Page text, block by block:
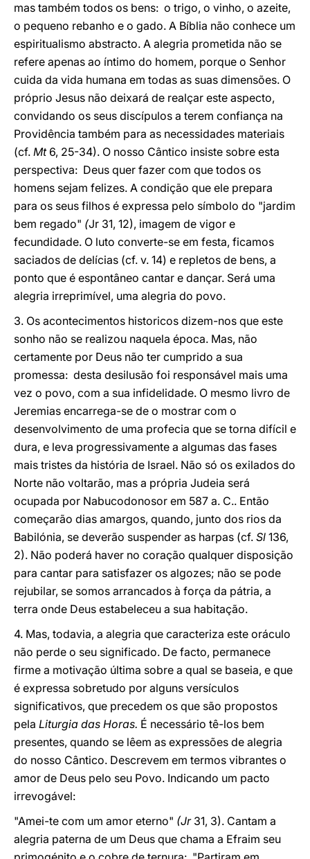
mas também todos os bens: o trigo, o vinho, o azeite,
o pequeno rebanho e o gado. A Bíblia não conhece um
espiritualismo abstracto. A alegria prometida não se
refere apenas ao íntimo do homem, porque o Senhor
cuida da vida humana em todas as suas dimensões. O
próprio Jesus não deixará de realçar este aspecto,
convidando os seus discípulos a terem confiança na
Providência também para as necessidades materiais
(cf. Mt 6, 25-34). O nosso Cântico insiste sobre esta
perspectiva: Deus quer fazer com que todos os
homens sejam felizes. A condição que ele prepara
para os seus filhos é expressa pelo símbolo do "jardim
bem regado" (Jr 31, 12), imagem de vigor e
fecundidade. O luto converte-se em festa, ficamos
saciados de delícias (cf. v. 14) e repletos de bens, a
ponto que é espontâneo cantar e dançar. Será uma
alegria irreprimível, uma alegria do povo.
3. Os acontecimentos historicos dizem-nos que este
sonho não se realizou naquela época. Mas, não
certamente por Deus não ter cumprido a sua
promessa: desta desilusão foi responsável mais uma
vez o povo, com a sua infidelidade. O mesmo livro de
Jeremias encarrega-se de o mostrar com o
desenvolvimento de uma profecia que se torna difícil e
dura, e leva progressivamente a algumas das fases
mais tristes da história de Israel. Não só os exilados do
Norte não voltarão, mas a própria Judeia será
ocupada por Nabucodonosor em 587 a. C.. Então
começarão dias amargos, quando, junto dos rios da
Babilónia, se deverão suspender as harpas (cf. Sl 136,
2). Não poderá haver no coração qualquer disposição
para cantar para satisfazer os algozes; não se pode
rejubilar, se somos arrancados à força da pátria, a
terra onde Deus estabeleceu a sua habitação.
4. Mas, todavia, a alegria que caracteriza este oráculo
não perde o seu significado. De facto, permanece
firme a motivação última sobre a qual se baseia, e que
é expressa sobretudo por alguns versículos
significativos, que precedem os que são propostos
pela Liturgia das Horas. É necessário tê-los bem
presentes, quando se lêem as expressões de alegria
do nosso Cântico. Descrevem em termos vibrantes o
amor de Deus pelo seu Povo. Indicando um pacto
irrevogável:
"Amei-te com um amor eterno" (Jr 31, 3). Cantam a
alegria paterna de um Deus que chama a Efraim seu